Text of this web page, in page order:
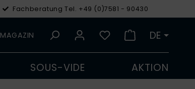
Fachberatung Tel. +49 (0)7581 - 90430
€
MAGAZIN DE
SOUS-VIDE AKTION